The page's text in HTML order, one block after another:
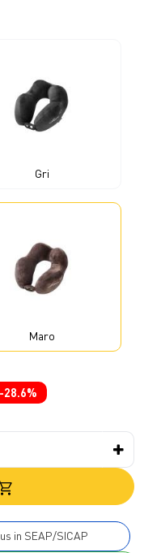
Gri
Maro
-28.6%
in SEAP/SICAP